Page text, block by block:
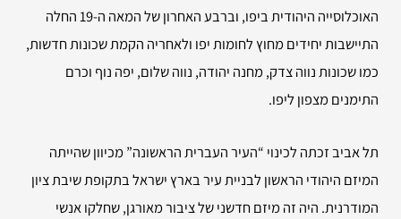
האוכלוסייה היהודית ביפו, וברבע האחרון של המאה ה-19 החלה
התיישבות יחידים מחוץ לחומות יפו ולאחריה הקמת שכונות חדשות,
כמו שכונות נווה צדק, מחנה יהודה, נווה שלום, יפה נוף וכרם
התימנים מצפון ליפו.
תל אביב זכתה לכינוי “העיר העברית הראשונה” מכיוון שהייתה
המיזם היהודי הראשון לבניית עיר בארץ ישראל בתקופת שיבת ציון
המודרנית. היה זה מיזם חדשני של ציבור מאורגן, שחלקו אנשי